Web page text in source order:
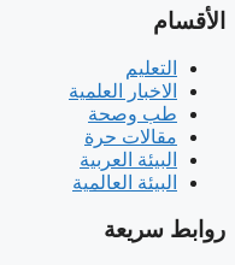
الأقسام
التعليم
الاخبار العلمية
طب وصحة
مقالات حرة
البيئة العربية
البيئة العالمية
روابط سريعة